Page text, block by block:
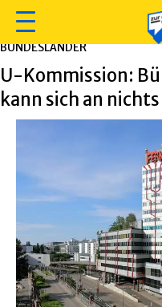
BUNDESLÄNDER
U-Kommission:
kann sich an